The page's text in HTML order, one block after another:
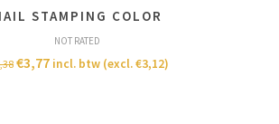
STAMPING COLOR
NOT RATED
€3,77 incl. btw (excl.€3,12)